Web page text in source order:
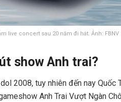
live concert sau 20 năm đi hát. Ảnh: FBNV
show Anh trai?
2008, tuy nhiên đến nay
Anh Trai Vượt Ngàn